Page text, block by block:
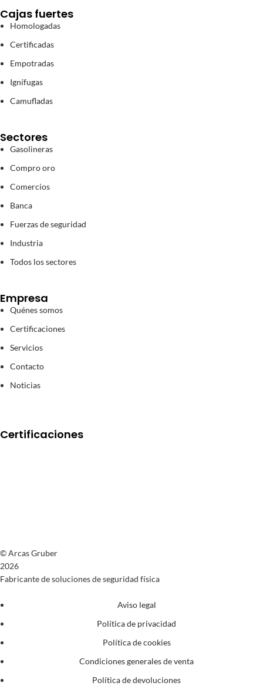
Cajas fuertes
Homologadas
Certificadas
Empotradas
Ignífugas
Camufladas
Sectores
Gasolineras
Compro oro
Comercios
Banca
Fuerzas de seguridad
Industria
Todos los sectores
Empresa
Quénes somos
Certificaciones
Servicios
Contacto
Noticias
Certificaciones
© Arcas Gruber
2026
Fabricante de soluciones de seguridad física
Aviso legal
Política de privacidad
Política de cookies
Condiciones generales de venta
Política de devoluciones